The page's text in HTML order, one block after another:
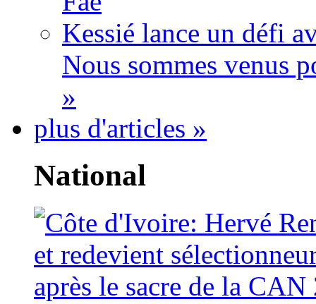
Kessié lance un défi
Nous sommes venus
»
plus d'articles »
National